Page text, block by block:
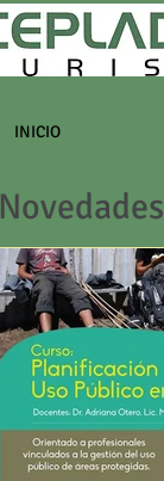
INICIO
Novedades